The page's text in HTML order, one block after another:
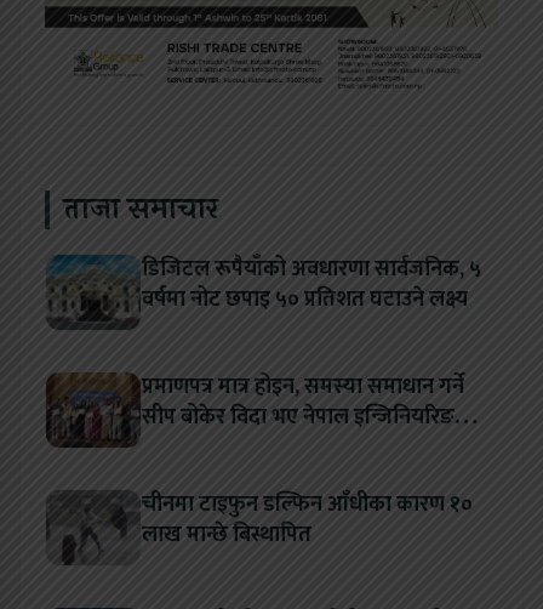
ताजा समाचार
डिजिटल रूपैयाँको अवधारणा सार्वजनिक, ५
वर्षमा नोट छपाइ ५० प्रतिशत घटाउने लक्ष्य
प्रमाणपत्र मात्र होइन, समस्या समाधान गर्ने
सीप बोकेर विदा भए नेपाल इन्जिनियरिङ
चीनमा टाइफुन डल्फिन आँधीका कारण १०
लाख मान्छे बिस्थापित